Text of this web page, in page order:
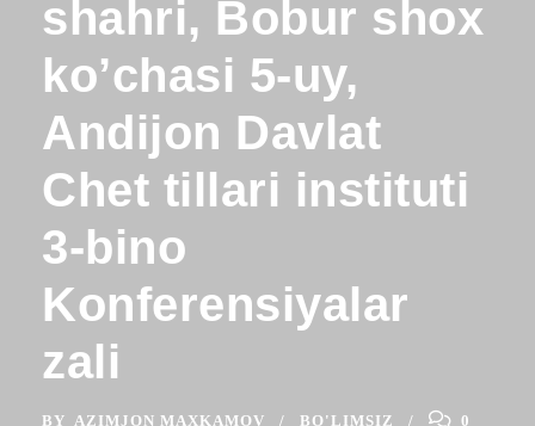
shahri, Bobur shox
ko’chasi 5-uy,
Andijon Davlat
Chet tillari instituti
3-bino
Konferensiyalar
zali
BY AZIMJON MAXKAMOV BO'LIMSIZ 0